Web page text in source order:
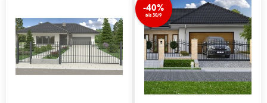
-40%
bis 30/9